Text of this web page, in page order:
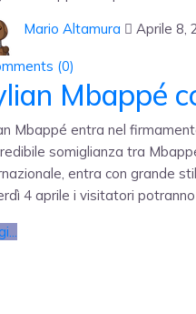
Mario Altamura Aprile 8,
(0)
Mbappé
Mbappé entra nel
somiglianza tra
entra con grande
4 aprile i visitatori